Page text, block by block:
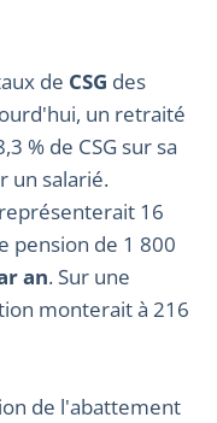
de CSG des
un retraité
% de CSG sur sa
un salarié.
représenterait 16
pension de 1 800
an. Sur une
monterait à 216
de l'abattement